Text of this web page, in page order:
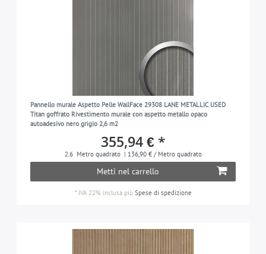
Pannello murale Aspetto Pelle WallFace 29308 LANE METALLIC USED
Titan goffrato Rivestimento murale con aspetto metallo opaco
autoadesivo nero grigio 2,6 m2
355,94 € *
2.6 Metro quadrato | 136,90 € / Metro quadrato
Metti nel carrello
* IVA 22% inclusapiù Spese di spedizione